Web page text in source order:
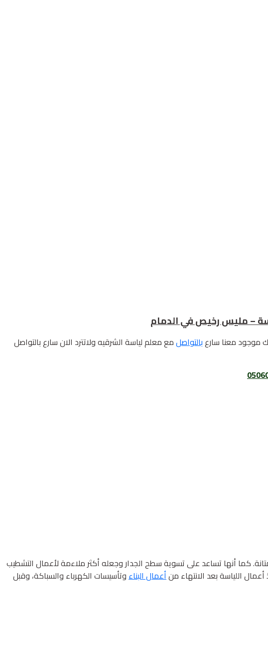
موجود معنا سارعبالتواصلمع معلم لياسة الشرقيه ولاتترد الان سارع بالتواصل
كما أنها تساعد على تسوية سطح الجدار وجعله أكثر ملاءمة لأعمال التشطيب
اللياسة بعد الانتهاء منأعمال البناءوتأسيسات الكهرباء والسباكة، وقبل